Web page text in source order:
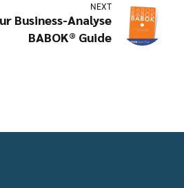
NEXT
Business-Analyse
BABOK® Guide